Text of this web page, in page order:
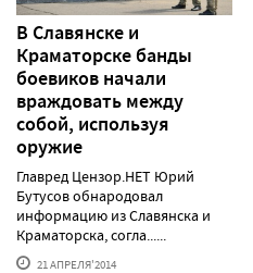
В Славянске и
Краматорске банды
боевиков начали
враждовать между
собой, используя
оружие
Главред Цензор.НЕТ Юрий
Бутусов обнародовал
информацию из Славянска и
Краматорска, согла......
21 АПРЕЛЯ'2014